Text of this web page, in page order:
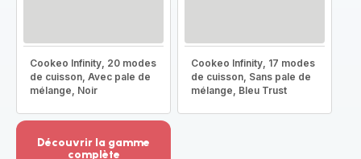
Cookeo Infinity, 20 modes
de cuisson, Avec pale de
mélange, Noir
Cookeo Infinity, 17 modes
de cuisson, Sans pale de
mélange, Bleu Trust
Découvrir la gamme
complète